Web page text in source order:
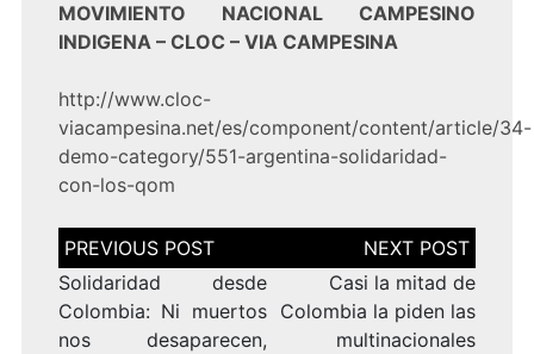
MOVIMIENTO NACIONAL CAMPESINO
INDIGENA – CLOC – VIA CAMPESINA
http://www.cloc-
viacampesina.net/es/component/content/article/34-
demo-category/551-argentina-solidaridad-
con-los-qom
Navegación
de
entradas
Solidaridad desde
Colombia: Ni muertos
nos desaparecen,
Casi la mitad de
Colombia la piden las
multinacionales